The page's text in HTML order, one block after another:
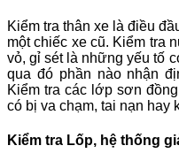
Kiểm tra thân xe là điều
một chiếc xe cũ. Kiểm tra
vỏ, gỉ sét là những yếu tố
qua đó phần nào nhận
Kiểm tra các lớp sơn
có bị va chạm, tai nạn hay
Kiểm tra Lốp, hệ thống